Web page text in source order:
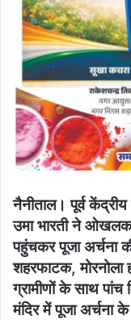
नैनीताल। पूर्व
उमा भारती ने
पहुंचकर पूजा अर्चना
शहरफाटक, मोरनोला
ग्रामीणों के साथ पांच
मंदिर में पूजा अर्चना के